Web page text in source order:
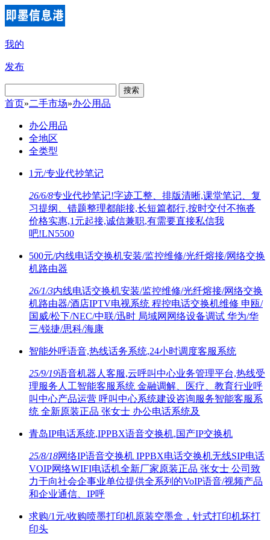
我的
发布
搜索
首页»二手市场»办公用品
办公用品
全地区
全类型
1元/专业代抄笔记
26/6/8专业代抄笔记!字迹工整、排版清晰,课堂笔记、复
习提纲、错题整理都能接,长短篇都行,按时交付不拖沓
价格实惠,1元起接,诚信兼职,有需要直接私信我
吧!LN5500
500元/内线电话交换机安装/监控维修/光纤熔接/网络交换
机路由器
26/1/3内线电话交换机安装/监控维修/光纤熔接/网络交换
机路由器/酒店IPTV电视系统 程控电话交换机维修 申瓯/
国威/松下/NEC/中联/迅时 局域网网络设备调试 华为/华
三/锐捷/思科/海康
智能外呼语音,热线话务系统,24小时调度客服系统
25/9/19语音机器人客服,云呼叫中心业务管理平台,热线受
理服务人工智能客服系统 金融调解、医疗、教育行业呼
叫中心产品运营 呼叫中心系统建设咨询服务智能客服系
统 全新原装正品 张女士 办公电话系统及
青岛IP电话系统,IPPBX语音交换机,国产IP交换机
25/8/18网络IP语音交换机 IPPBX电话交换机无线SIP电话
VOIP网络WIFI电话机全新厂家原装正品 张女士 公司致
力于向社会企事业单位提供全系列的VoIP语音/视频产品
和企业通信、IP呼
求购/1元/收购喷墨打印机原装空墨盒，针式打印机坏打
印头